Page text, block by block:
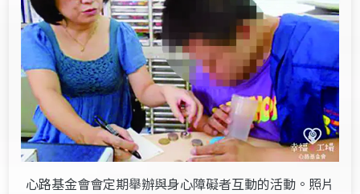
心路基金會會定期舉辦與身心障礙者互動的活動。照片